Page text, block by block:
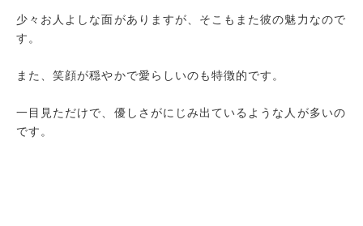
少々お人よしな面がありますが、そこもまた彼の魅力なので
す。
また、笑顔が穏やかで愛らしいのも特徴的です。
一目見ただけで、優しさがにじみ出ているような人が多いの
です。